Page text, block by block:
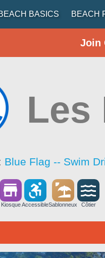
BASICS BEACH
Join
Les
Blue Flag -- Swim
Kiosque AccessibleSablonneux Côtier